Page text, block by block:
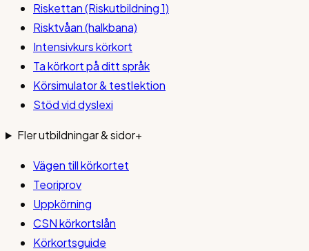
Riskettan (Riskutbildning 1)
Risktvåan (halkbana)
Intensivkurs körkort
Ta körkort på ditt språk
Körsimulator & testlektion
Stöd vid dyslexi
Fler utbildningar & sidor+
Vägen till körkortet
Teoriprov
Uppkörning
CSN körkortslån
Körkortsguide